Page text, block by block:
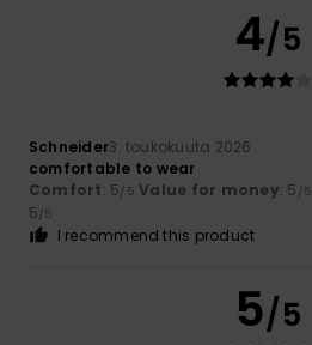
4/5
Schneider3. toukokuuta 2026
comfortable to wear
Comfort: 5/5 Value for money: 5 /5
5/5
I recommend this product
5/5